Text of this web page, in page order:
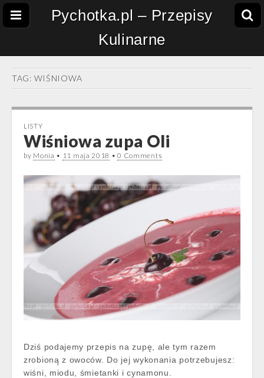
Pychotka.pl – Przepisy
Kulinarne
TAG: WIŚNIOWA
LISTY
Wiśniowa zupa Oli
by Monia • 11 maja 2018 •0 Comments
Dziś podajemy przepis na zupę, ale tym razem
zrobioną z owoców. Do jej wykonania potrzebujesz:
wiśni, miodu, śmietanki i cynamonu.